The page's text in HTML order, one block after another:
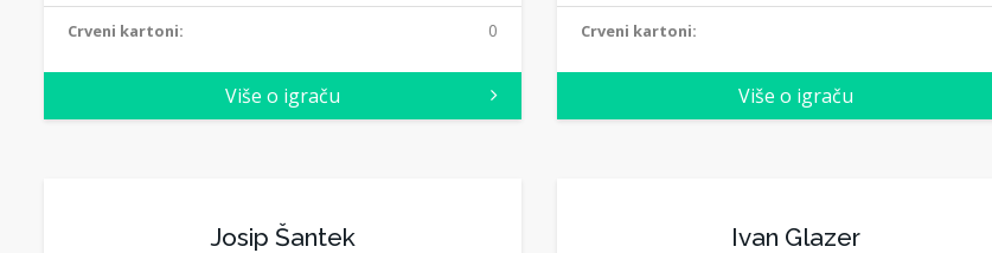
Crveni kartoni: 0
Više o igraču
Crveni kartoni:
Više o igraču
Josip Šantek Ivan Glazer